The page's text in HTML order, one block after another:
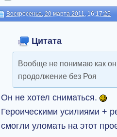
Воскресенье, 20 марта 2011, 16:17:25
Цитата
Вообще не понимаю как
продолжение без Роя
Он не хотел сниматься.
Героическими усилиями +
смогли уломать на этот